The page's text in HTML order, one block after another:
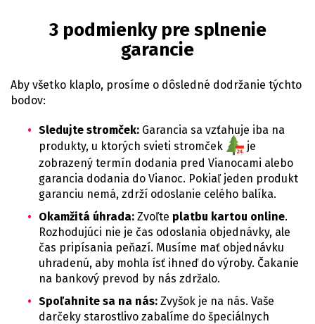
3 podmienky pre splnenie
garancie
Aby všetko klaplo, prosíme o dôsledné dodržanie týchto
bodov:
Sledujte stromček: Garancia sa vzťahuje iba na
produkty, u ktorých svieti stromček
je
zobrazený termín dodania pred Vianocami alebo
garancia dodania do Vianoc. Pokiaľ jeden produkt
garanciu nemá, zdrží odoslanie celého balíka.
Okamžitá úhrada: Zvoľte platbu kartou online.
Rozhodujúci nie je čas odoslania objednávky, ale
čas pripísania peňazí. Musíme mať objednávku
uhradenú, aby mohla ísť ihneď do výroby. Čakanie
na bankový prevod by nás zdržalo.
Spoľahnite sa na nás: Zvyšok je na nás. Vaše
darčeky starostlivo zabalíme do špeciálnych